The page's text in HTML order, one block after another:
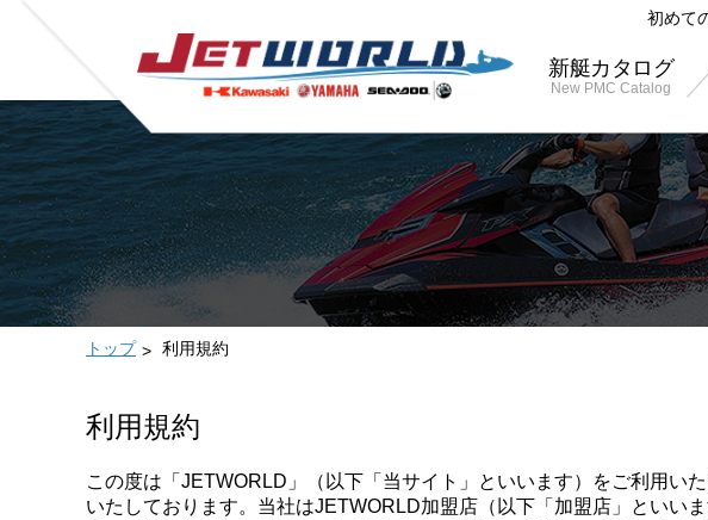
初めて
新艇カタログ
New PMC Catalog
トップ 利用規約
利用規約
この度は「JETWORLD」（以下「当サイト」といいます）をご利用い
いたしております。当社はJETWORLD加盟店（以下「加盟店」といい